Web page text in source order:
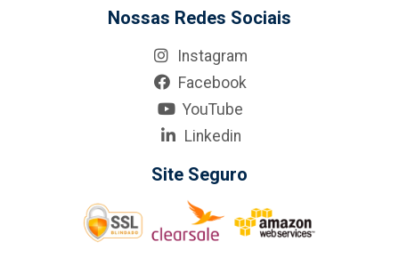
Nossas Redes Sociais
Instagram
Facebook
YouTube
Linkedin
Site Seguro